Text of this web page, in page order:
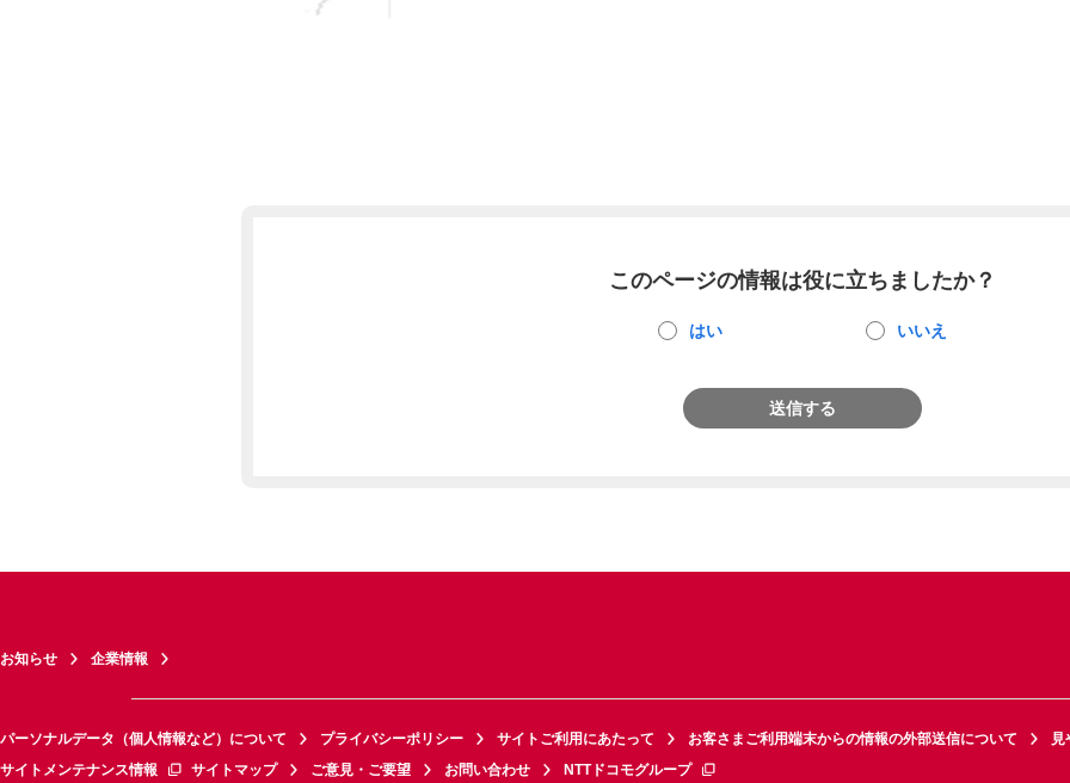
このページの情報は役に立ちましたか？
はい いいえ
送信する
お知らせ 企業情報
パーソナルデータ（個人情報など）について プライバシーポリシー サイトご利用にあたって お客さまご利用端末からの情報の外部送信について
見
サイトメンテナンス情報
サイトマップ ご意見・ご要望 お問い合わせ NTTドコモグループ